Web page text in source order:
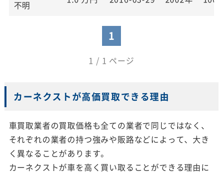
不明
1
1 / 1 ページ
カーネクストが高価買取できる理由
車買取業者の買取価格も全ての業者で同じではなく、
それぞれの業者の持つ強みや販路などによって、大き
く異なることがあります。
カーネクストが車を高く買い取ることができる理由に